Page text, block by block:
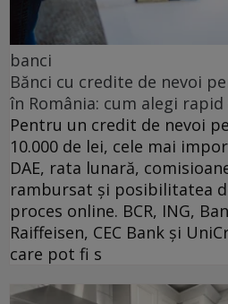
banci
Bănci cu credite de nevoi
în România: cum alegi
Pentru un credit de nevoi
10.000 de lei, cele mai
DAE, rata lunară,
rambursat și posibilitatea
proces online. BCR, ING,
Raiffeisen, CEC Bank și
care pot fi s